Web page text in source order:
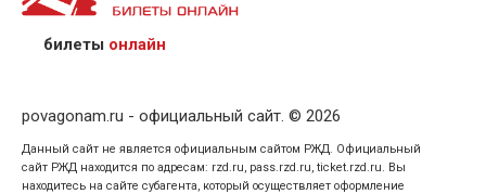
предъявив удостоверение личности пассажира, на
кого оформлен билет.
билеты онлайн
povagonam.ru - официальный сайт. © 2026
Данный сайт не является официальным сайтом РЖД. Официальный
сайт РЖД находится по адресам: rzd.ru, pass.rzd.ru, ticket.rzd.ru. Вы
находитесь на сайте субагента, который осуществляет оформление